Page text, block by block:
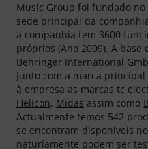
Music Group foi fundado
sede principal da
a companhia tem 3600
próprios (Ano 2009). A
Behringer International
Junto com a marca
à empresa as marcas tc
Helicon, Midas assim como
Actualmente temos 542
se encontram disponíveis
naturlamente podem ser